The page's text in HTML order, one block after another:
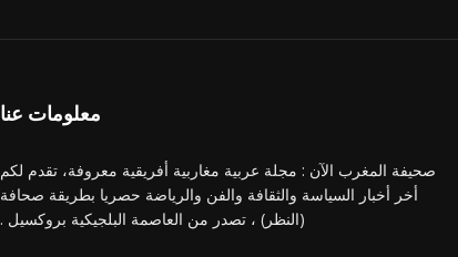
معلومات عنا
صحيفة المغرب الآن : مجلة عربية مغاربية أفريقية معروفة، تقدم لكم
أخر أخبار السياسة والثقافة والفن والرياضة حصريا بطريقة صحافة
(النظر) ، تصدر من العاصمة البلجيكية بروكسيل .